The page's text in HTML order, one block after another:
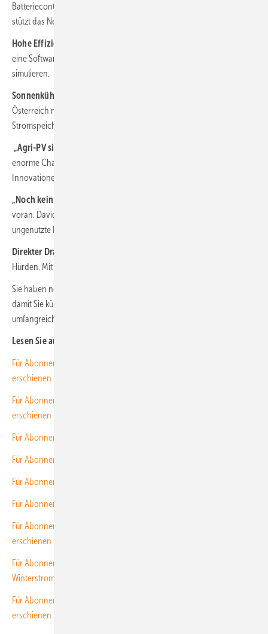
Batteriecontainern ausgestattet. Das hilft dem Stromgeschäft und
stützt das Netz gleichermaßen.
Hohe Effizienz, aber instabil:
eine Software entwickelt, um den Einsatz von Perowskitmodulen zu
simulieren.
Sonnenkühlung für Knollen:
Österreich nutzt Sonnenstrom, um Früchte zu kühlen. Ein
Stromspeicher steuert die Energieflüsse.
„Agri-PV sichert die Betriebe“:
enorme Chancen für die Landwirtschaft. Und beschreibt die
Innovationen, die dieses Marktsegment braucht.
„Noch kein Selbstläufer“:
voran. David Stickelberger von Swissolar sagt: Es gibt noch viele
ungenutzte Potenziale.
Direkter Draht zum Lieferanten:
Hürden. Mit gutem Willen geht aber alles.
Sie haben noch kein Abonnement?
damit Sie künftig alle Hefte rechtzeitig ins Haus bekommen und unser
umfangreiches Archiv voll nutzen können.
Lesen Sie auch:
Für Abonnenten: Neues Themenheft über Gewerbespeicher
erschienen
Für Abonnenten: Neues Themenheft über solarelektrische Gebäude
erschienen
Für Abonnenten: Neues Themenheft über E-Ladetechnik erschienen
Für Abonnenten: Neues Themenheft über Wechselrichter erschienen
Für Abonnenten: Neues Themenheft über Solarspeicher erschienen
Für Abonnenten: Neues Themenheft über Solarmodule ist erschienen
Für Abonnenten: Neues Themenheft über Montagetechnik
erschienen
Für Abonnenten: Neues Themenheft über Hybridgeneratoren für
Winterstrom erschienen
Für Abonnenten: Neues Themenheft über Prävention und Wartung
erschienen